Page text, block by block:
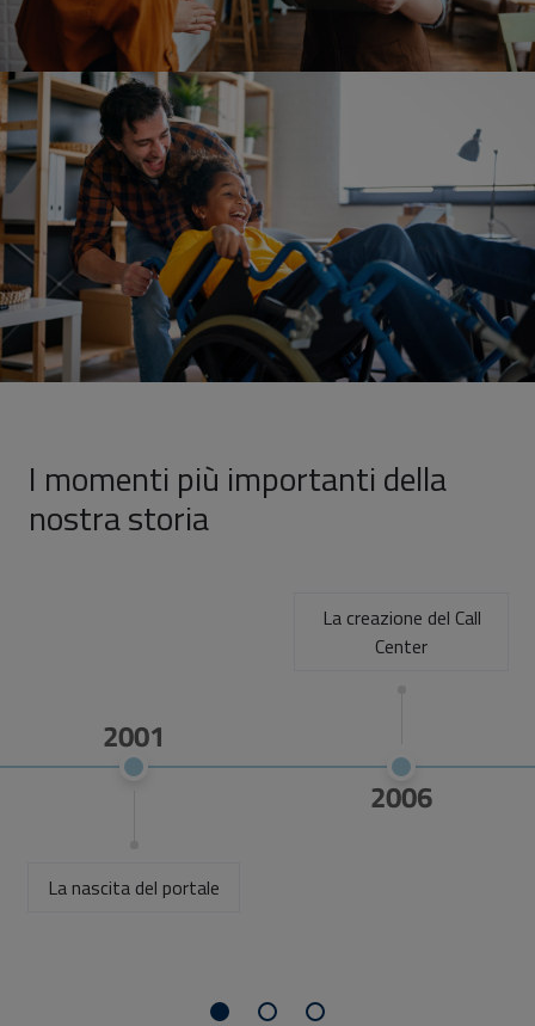
I momenti più importanti della
nostra storia
2001
La nascita del portale
2006
La creazione del Call
Center